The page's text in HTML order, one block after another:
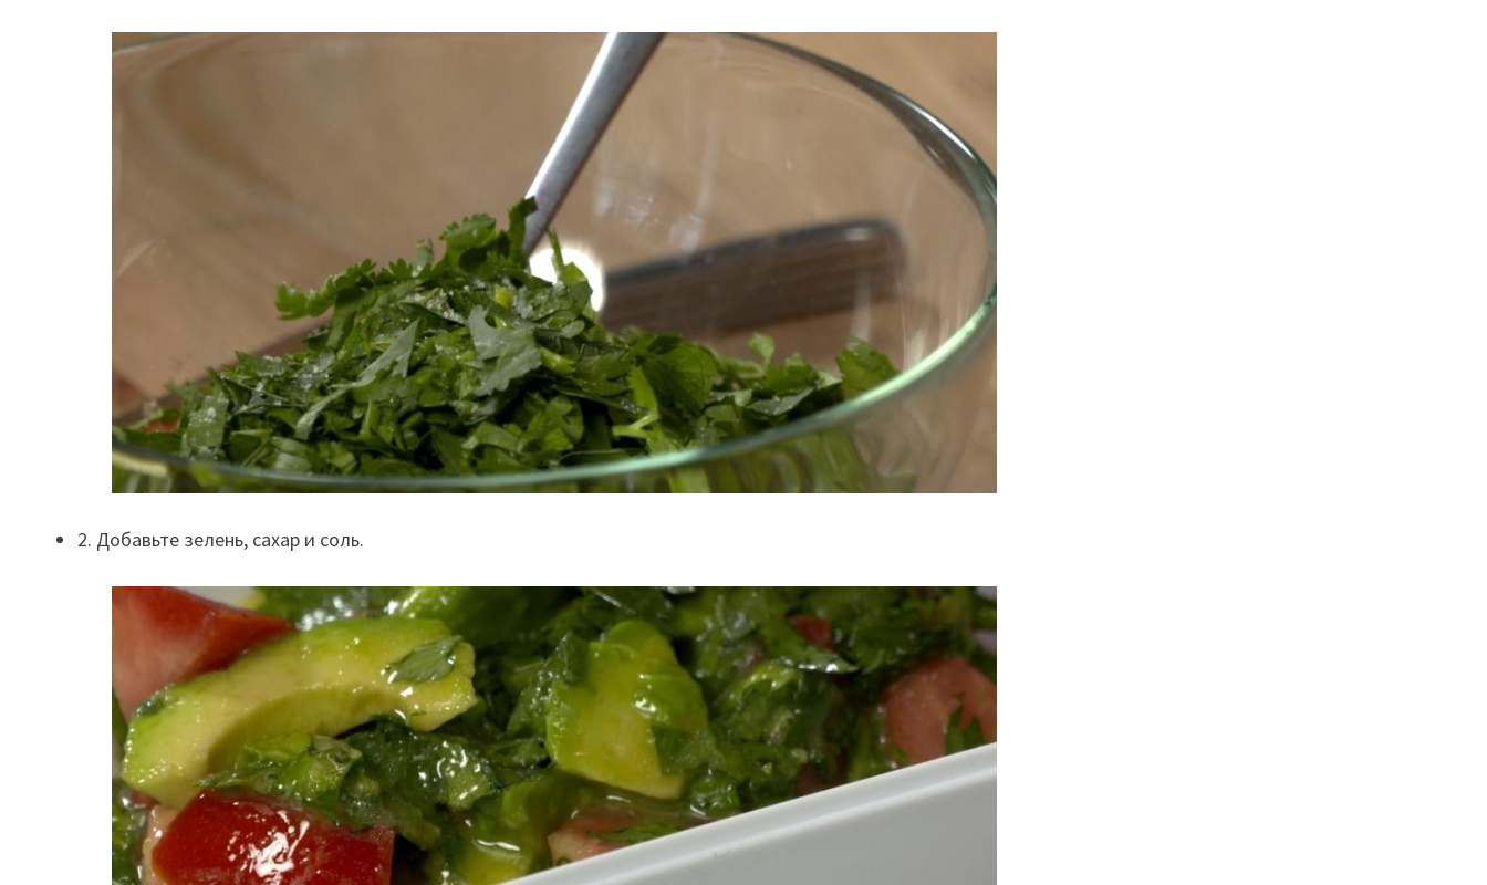
2. Добавьте зелень, сахар и соль.